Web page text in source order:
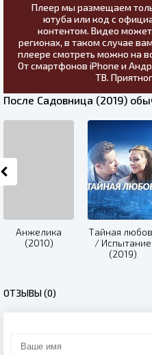
Плеер мы размещаем
ютуба или код с
контентом. Видео
регионах, в таком случае
плеере смотреть можно на
От смартфонов iPhone и
ТВ.
После Садовница (2019)
Анжелика
(2010)
Тайная
/ Испытание
(2019)
ОТЗЫВЫ (0)